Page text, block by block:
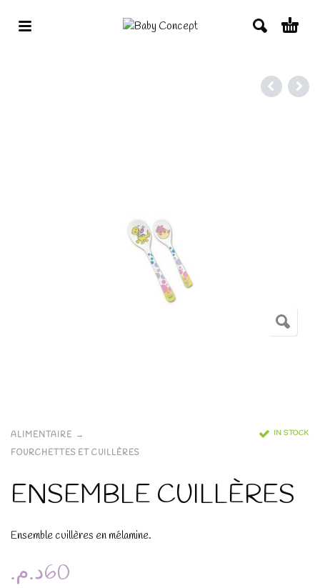
ALIMENTAIRE
FOURCHETTES ET CUILLÈRES
IN STOCK
ENSEMBLE CUILLÈRES
Ensemble cuillères en mélamine.
60د.م.